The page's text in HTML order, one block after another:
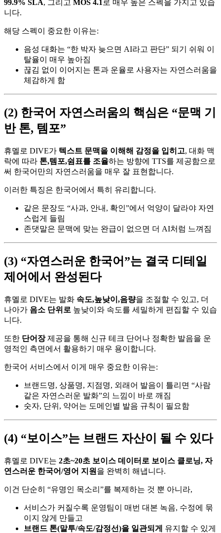
99.9% SLA, 그리고 MOS 4.1로 매우 높은 스펙을 가지고 있습
니다.
해당 스펙이 중요한 이유는:
음성 대화는 “한 박자 늦으면 AI라고 판단” 되기 쉬워 이
탈율이 매우 높아짐
끊김 없이 이어지는 톤과 운율로 사용자는 자연스러움을
체감하게 함
(2) 한국어 자연스러움의 핵심은 “문맥 기
반 톤, 템포”
휴멜로 DIVE가 텍스트 문맥을 이해해 감정을 입히고, 대화 맥
락에 따라 톤,템포,쉼표를 조율하는 방향에 TTS를 제공함으로
써 한국어만의 자연스러움을 매우 잘 표현합니다.
이러한 특징은 한국어에서 특히 유리합니다.
같은 문장도 “사과, 안내, 확인”에서 억양이 달라야 자연
스럽게 들림
존댓말은 문맥에 맞는 완급이 없으면 더 AI처럼 느껴짐
(3) “자연스러운 한국어”는 결국 디테일
제어에서 완성된다
휴멜로 DIVE는 발화 속도,높낮이,음량을 조절할 수 있고, 더
나아가 음소 단위로 높낮이와 속도를 세밀하게 편집할 수 있습
니다.
또한 단어장제공을 통해 신규 테크 단어나 정확한 발음을 운
영적인 측면에서 활용하기 매우 용이합니다.
한국어 서비스에서 이게 매우 중요한 이유는:
브랜드명, 상품명, 지점명, 외래어 발음이 틀리면 “사람
같은 자연스러운 발화”의 느낌이 바로 깨짐
숫자, 단위, 약어는 도메인별 발음 규칙이 필요함
(4) “보이스”는 브랜드 자산이 될 수 있다
휴멜로 DIVE는 2초~20초 보이스 데이터로 보이스 클로닝, 자
연스러운 한국어/영어 지원 을 완벽히 해냅니다.
이건 단순히 “유명인 목소리”를 복제하는 것 뿐 아니라,
서비스가 커질수록 운영팀이 매번 대본 녹음, 수정에 묶
이지 않게 만들고
브랜드 톤(말투/속도/감정선)을 일관되게
유지할 수 있게